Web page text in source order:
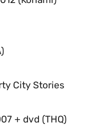
City Stories
+ dvd (THQ)